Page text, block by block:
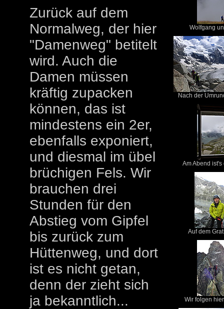
Zurück auf dem
Normalweg, der hier
"Damenweg" betitelt
wird. Auch die
Damen müssen
kräftig zupacken
können, das ist
mindestens ein 2er,
ebenfalls exponiert,
und diesmal im übel
brüchigen Fels. Wir
brauchen drei
Stunden für den
Abstieg vom Gipfel
bis zurück zum
Hüttenweg, und dort
ist es nicht getan,
denn der zieht sich
ja bekanntlich...
Wolfgang
Nach der
Am Abend ist's
Auf dem
Wir folgen